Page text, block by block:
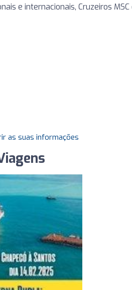
e internacionais, Cruzeiros
as suas informações